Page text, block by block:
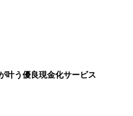
叶う優良現金化サービス